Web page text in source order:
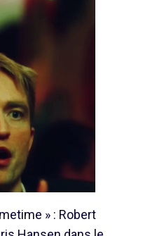
» : Robert